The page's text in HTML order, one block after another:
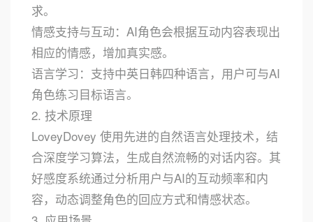
求。
情感支持与互动：AI角色会根据互动内容表现出
相应的情感，增加真实感。
语言学习：支持中英日韩四种语言，用户可与AI
角色练习目标语言。
2. 技术原理
LoveyDovey 使用先进的自然语言处理技术，结
合深度学习算法，生成自然流畅的对话内容。其
好感度系统通过分析用户与AI的互动频率和内
容，动态调整角色的回应方式和情感状态。